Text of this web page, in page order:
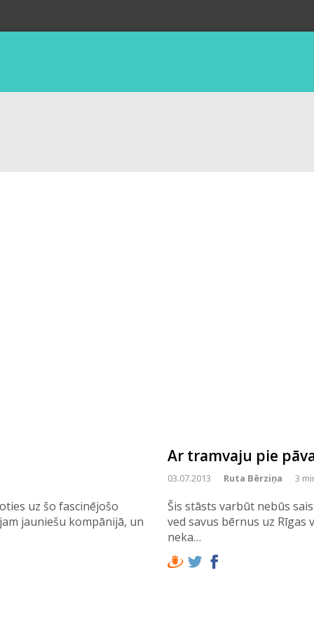
uz šo fascinējošo
jauniešu kompānijā, un
Ar tramvaju pie
03.07.2013 Ruta Bērziņa 3
Šis stāsts varbūt nebūs
ved savus bērnus uz Rīgas
neka…